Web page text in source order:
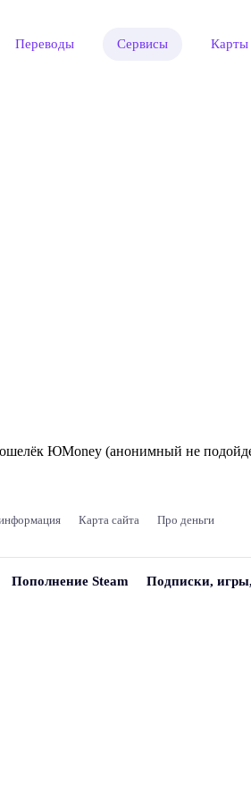
Переводы Сервисы Карты
ЮMoney (анонимный не
Карта сайта Про деньги
Пополнение Steam Подписки,